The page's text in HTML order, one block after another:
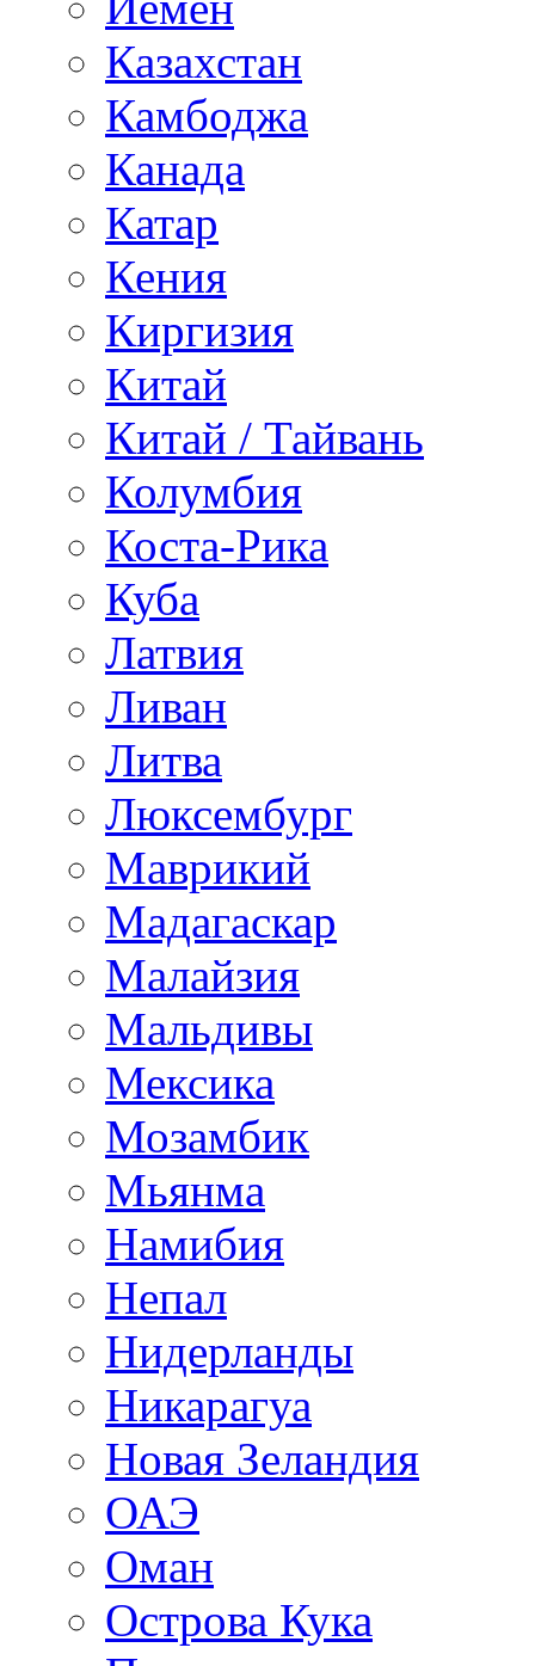
Казахстан
Камбоджа
Канада
Катар
Кения
Киргизия
Китай
Китай / Тайвань
Колумбия
Коста-Рика
Куба
Латвия
Ливан
Литва
Люксембург
Маврикий
Мадагаскар
Малайзия
Мальдивы
Мексика
Мозамбик
Мьянма
Намибия
Непал
Нидерланды
Никарагуа
Новая Зеландия
ОАЭ
Оман
Острова Кука